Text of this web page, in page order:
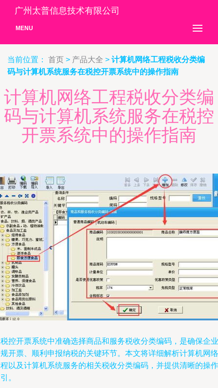
广州太普信息技术有限公司
MENU
当前位置： 首页 > 产品大全 > 计算机网络工程税收分类编
码与计算机系统服务在税控开票系统中的操作指南
计算机网络工程税收分类编
码与计算机系统服务在税控
开票系统中的操作指南
控开票系统中准确选择商品和服务税收分类编码，是确保企业
开票、顺利申报纳税的关键环节。本文将详细解析计算机网络
以及计算机系统服务的相关税收分类编码，并提供清晰的操作
。